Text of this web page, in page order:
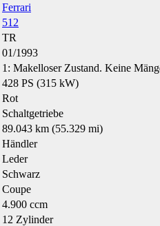
Ferrari
512
TR
01/1993
1: Makelloser Zustand. Keine
428 PS (315 kW)
Rot
Schaltgetriebe
89.043 km (55.329 mi)
Händler
Leder
Schwarz
Coupe
4.900 ccm
12 Zylinder